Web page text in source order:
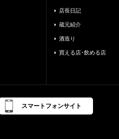
店長日記
蔵元紹介
酒造り
買える店･飲める店
スマートフォンサイト